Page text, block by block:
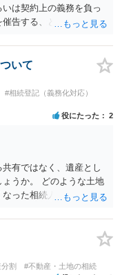
は契約上の義務を負っ
告する、という使い方
もソフトな表現を使っ
便が不適当なケースもあ
容証明を送り土地の名義
ためには、詳しい背景
直接ご相談いただいた
いて
#相続登記（義務化対応）
役にたった 2
有ではなく、遺産とし
うか。 どのような土地
った相続人がおられる
ば、みなが要らない土地
、申立人のお父様が全
要な対応を行うと提案す
なお、遺産としての共
割 #不動産・土地の相続